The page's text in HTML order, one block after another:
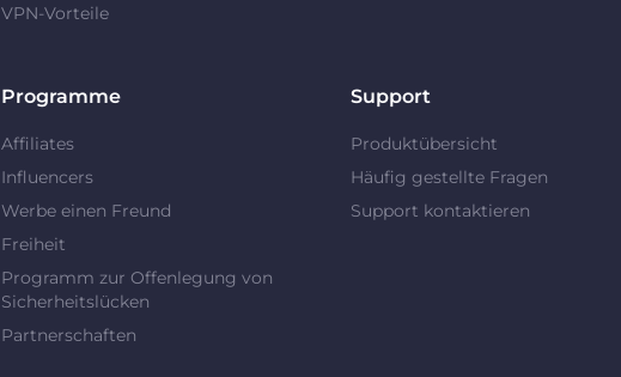
VPN-Vorteile
Programme
Affiliates
Influencers
Werbe einen Freund
Freiheit
Programm zur Offenlegung von
Sicherheitslücken
Partnerschaften
Support
Produktübersicht
Häufig gestellte Fragen
Support kontaktieren